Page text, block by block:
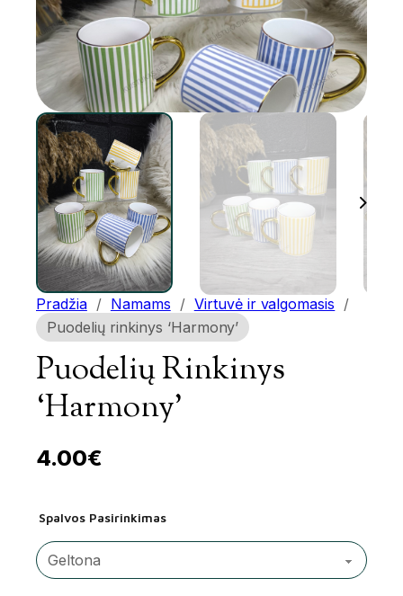
Pradžia / Namams / Virtuvė ir valgomasis /
Puodelių rinkinys ‘Harmony’
Puodelių Rinkinys
‘Harmony’
4.00€
Spalvos Pasirinkimas